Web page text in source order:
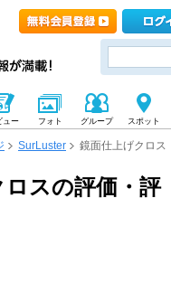
ュー フォト グループ スポット
SurLuster 鏡面仕上げクロス
スの評価・評